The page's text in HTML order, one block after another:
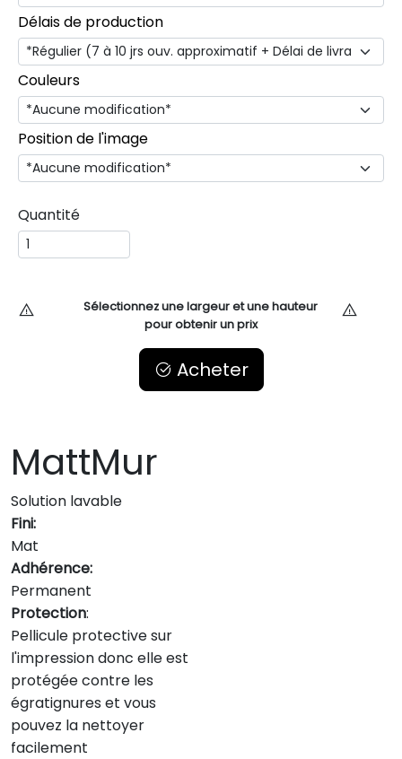
Délais de production
Couleurs
Position de l'image
Quantité
Sélectionnez une largeur et une hauteur
pour obtenir un prix
Acheter
MattMur
Solution lavable
Fini:
Mat
Adhérence:
Permanent
Protection:
Pellicule protective sur
l'impression donc elle est
protégée contre les
égratignures et vous
pouvez la nettoyer
facilement